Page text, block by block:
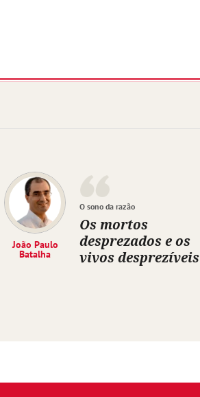
João Paulo
Batalha
O sono da razão
Os mortos
desprezados e os
vivos desprezíveis